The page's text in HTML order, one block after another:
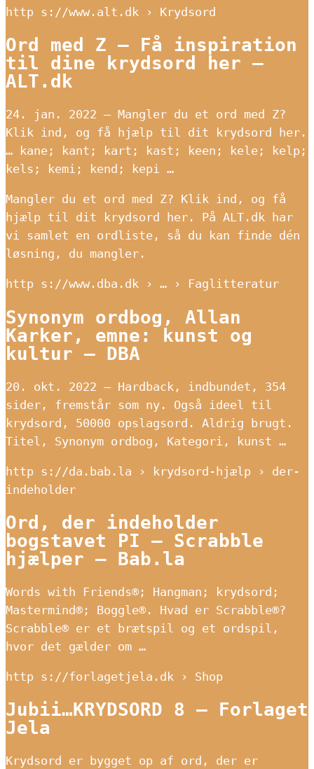
http s://www.alt.dk › Krydsord
Ord med Z – Få inspiration
til dine krydsord her –
ALT.dk
24. jan. 2022 — Mangler du et ord med Z?
Klik ind, og få hjælp til dit krydsord her.
… kane; kant; kart; kast; keen; kele; kelp;
kels; kemi; kend; kepi …
Mangler du et ord med Z? Klik ind, og få
hjælp til dit krydsord her. På ALT.dk har
vi samlet en ordliste, så du kan finde dén
løsning, du mangler.
http s://www.dba.dk › … › Faglitteratur
Synonym ordbog, Allan
Karker, emne: kunst og
kultur – DBA
20. okt. 2022 — Hardback, indbundet, 354
sider, fremstår som ny. Også ideel til
krydsord, 50000 opslagsord. Aldrig brugt.
Titel, Synonym ordbog, Kategori, kunst …
http s://da.bab.la › krydsord-hjælp › der-
indeholder
Ord, der indeholder
bogstavet PI – Scrabble
hjælper – Bab.la
Words with Friends®; Hangman; krydsord;
Mastermind®; Boggle®. Hvad er Scrabble®?
Scrabble® er et brætspil og et ordspil,
hvor det gælder om …
http s://forlagetjela.dk › Shop
Jubii…KRYDSORD 8 – Forlaget
Jela
Krydsord er bygget op af ord, der er